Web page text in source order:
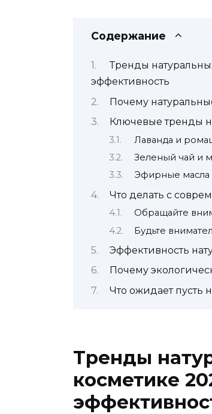
Содержание
Тренды
эффективность
Почему
Ключевые тренды
Лаванда и
Зеленый чай и
Эфирные масла
Что делать с
Обращайте
Будьте
Эффективность
Почему
Что ожидает пусть
Тренды
косметике